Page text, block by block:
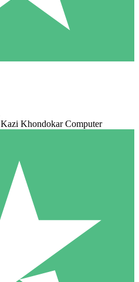
Kazi Khondokar Computer